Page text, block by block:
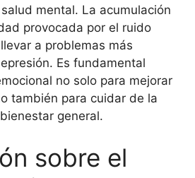
mental. La acumulación
provocada por el ruido
a problemas más
Es fundamental
no solo para mejorar
también para cuidar de la
general.
sobre el